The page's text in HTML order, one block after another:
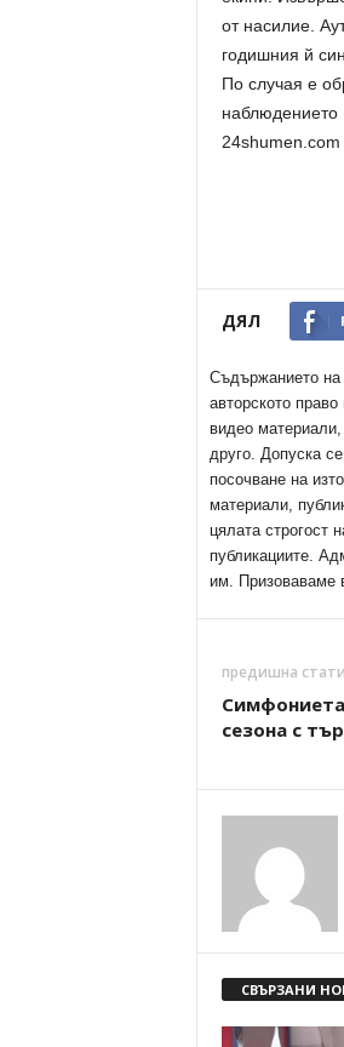
от насилие.
годишния й син.
По случая е
наблюдението
24shumen.com
ДЯЛ
Съдържанието на
авторското
видео
друго. Допуска
посочване на
материали,
цялата строгост
публикациите.
им. Призоваваме
предишна
сезона с
СВЪРЗАНИ